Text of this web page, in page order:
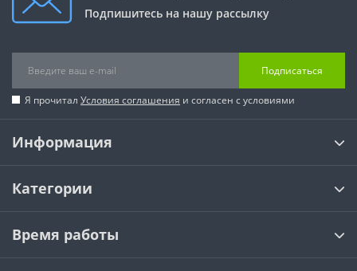
Подпишитесь на нашу рассылку
Подписаться
Я прочитал Условия соглашения и согласен с условиями
Информация
Категории
Время работы